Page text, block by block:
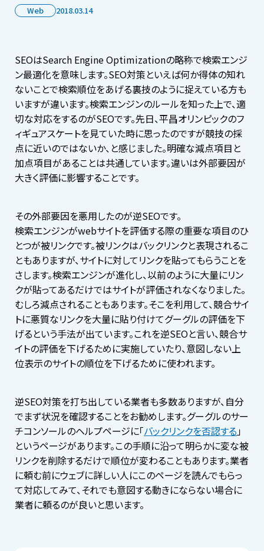
Web 2018.03.14
SEOはSearch Engine Optimizationの略称で検索エンジ
ン最適化を意味します。SEO対策といえば何か得体の知れ
ないことで検索順位をあげる裏技のように捉えている方も
いますが違います。検索エンジンのルールを知った上で、適
切な対応をするのがSEOです。先日、平昌オリンピックのフ
ィギュアスケートを見ていた時に思ったのですが競技の採
点に近いのではないか、と感じました。明確な減点項目と
加点項目があることは共通しています。違いは外部要因が
大きく評価に影響することです。
その外部要因を悪用したのが逆SEOです。
検索エンジンがwebサイトを評価する際の重要な項目のひ
とつが被リンクです。被リンクはバックリンクと表現されるこ
ともありますが、サイトに対してリンクを貼ってもらうことを
さします。検索エンジンが進化し、以前のように大量にリン
クが貼ってあるだけではサイトが評価されなくなりました。
むしろ減点されることもあります。そこを利用して、競合サイ
トに悪質なリンクを大量に貼り付けてグーグルの評価を下
げるという手法が出ています。これを逆SEOと言い、競合サ
イトの評価を下げるために実施していたり、意図しない上
位表示のサイトの順位を下げるために使われます。
逆SEO対策を打ち出している業者も多数ありますが、自分
でまず状況を確認することをお勧めします。グーグルのサー
チコンソールのヘルプページに「バックリンクを否認する 」
というページがあります。この手順に沿って明らかに変な被
リンクを削除するだけで順位が変わることもあります。業者
に頼む前にウェブに詳しい人にこのページを読んでもらっ
て対応してみて、それでも意図する動きにならない場合に
業者に頼るのが良いと思います。